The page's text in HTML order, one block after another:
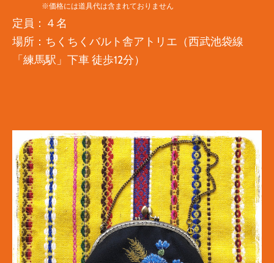
※価格には道具代は含まれておりません
定員：４名
場所： ちくちくバルト舎アトリエ（西武池袋線
「練馬駅」下車 徒歩12分）